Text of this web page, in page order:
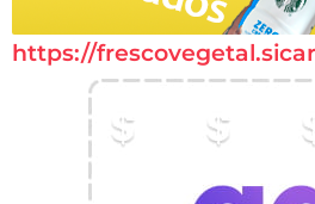
https://